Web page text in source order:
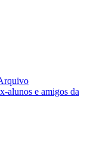
alunos e amigos da